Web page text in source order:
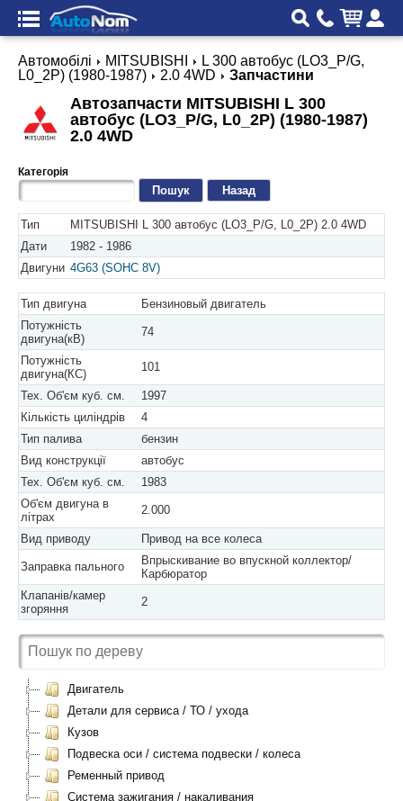
Автомобілі MITSUBISHI
L 300 автобус (LO3_P/G,
L0_2P) (1980-1987)
2.0 4WD Запчастини
Автозапчасти MITSUBISHI L 300
автобус (LO3_P/G, L0_2P) (1980-1987)
2.0 4WD
Категорія
Назад
Тип
MITSUBISHI L 300 автобус (LO3_P/G, L0_2P) 2.0 4WD
Дати
1982 - 1986
Двигуни 4G63 (SOHC 8V)
Тип двигуна
Бензиновый двигатель
Потужність
двигуна(кВ)
74
Потужність
двигуна(КС)
101
Тех. Об'єм куб. см.
1997
Кількість циліндрів
4
Тип палива
бензин
Вид конструкції
автобус
Тех. Об'єм куб. см.
1983
Об'єм двигуна в
літрах
2.000
Вид приводу Привод на все колеса
Заправка пального
Впрыскивание во впускной коллектор/
Карбюратор
Клапанів/камер
згоряння
2
Двигатель
Детали для сервиса / ТО / ухода
Кузов
Подвеска оси / система подвески / колеса
Ременный привод
Система зажигания / накаливания